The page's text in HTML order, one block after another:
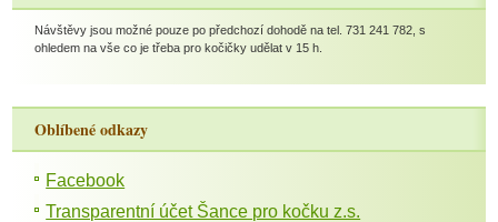
Návštěvy jsou možné pouze po předchozí dohodě na tel. 731 241 782, s
ohledem na vše co je třeba pro kočičky udělat v 15 h.
Oblíbené odkazy
Facebook
Transparentní účet Šance pro kočku z.s.